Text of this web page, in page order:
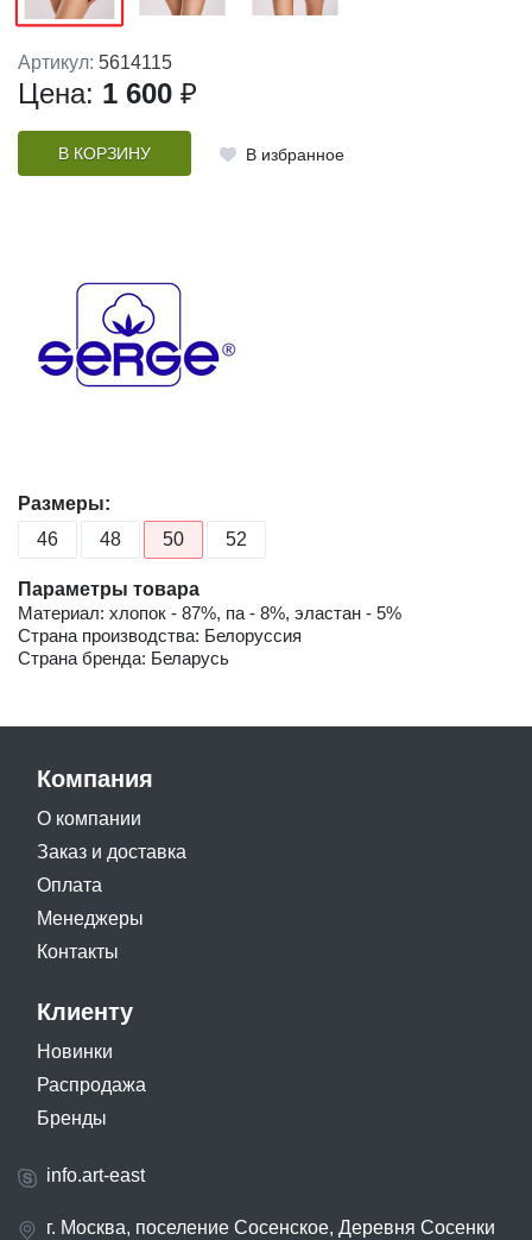
Артикул: 5614115
Цена: 1 600 ₽
В КОРЗИНУ В избранное
Размеры:
46
48 50 52
Параметры товара
Материал: хлопок - 87%, па - 8%, эластан - 5%
Страна производства: Белоруссия
Страна бренда: Беларусь
Компания
О компании
Заказ и доставка
Оплата
Менеджеры
Контакты
Клиенту
Новинки
Распродажа
Бренды
info.art-east
г. Москва, поселение Сосенское, Деревня Сосенки